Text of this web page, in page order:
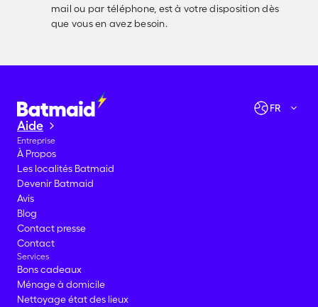
mail ou par téléphone, est à votre disposition dès
que vous en avez besoin.
FR
Aide
Entreprise
À Propos
Les localités Batmaid
Devenir Batmaid
Avis
Blog
Contact presse
Contact
Services
Bons cadeaux
Ménage à domicile
Nettoyage état des lieux